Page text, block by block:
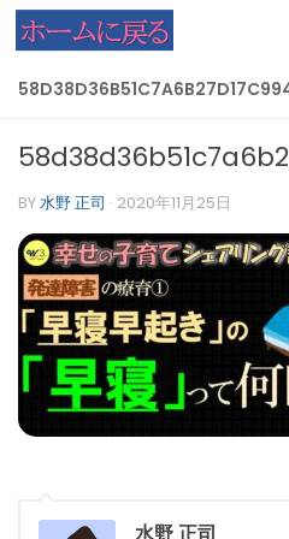
コンテンツへスキップ
BY水野 正司 · 2020年11月25日